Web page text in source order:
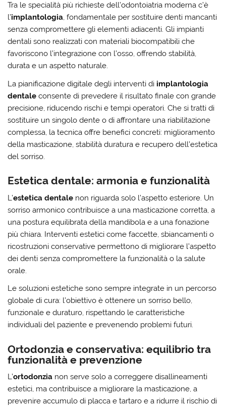
Tra le specialità più richieste dell’odontoiatria moderna c’è
l’implantologia, fondamentale per sostituire denti mancanti
senza compromettere gli elementi adiacenti. Gli impianti
dentali sono realizzati con materiali biocompatibili che
favoriscono l’integrazione con l’osso, offrendo stabilità,
durata e un aspetto naturale.
La pianificazione digitale degli interventi di implantologia
dentale consente di prevedere il risultato finale con grande
precisione, riducendo rischi e tempi operatori. Che si tratti di
sostituire un singolo dente o di affrontare una riabilitazione
complessa, la tecnica offre benefici concreti: miglioramento
della masticazione, stabilità duratura e recupero dell’estetica
del sorriso.
Estetica dentale: armonia e funzionalità
L’estetica dentale non riguarda solo l’aspetto esteriore. Un
sorriso armonico contribuisce a una masticazione corretta, a
una postura equilibrata della mandibola e a una fonazione
più chiara. Interventi estetici come faccette, sbiancamenti o
ricostruzioni conservative permettono di migliorare l’aspetto
dei denti senza compromettere la funzionalità o la salute
orale.
Le soluzioni estetiche sono sempre integrate in un percorso
globale di cura: l’obiettivo è ottenere un sorriso bello,
funzionale e duraturo, rispettando le caratteristiche
individuali del paziente e prevenendo problemi futuri.
Ortodonzia e conservativa: equilibrio tra
funzionalità e prevenzione
L’ortodonzia non serve solo a correggere disallineamenti
estetici, ma contribuisce a migliorare la masticazione, a
prevenire accumulo di placca e tartaro e a ridurre il rischio di